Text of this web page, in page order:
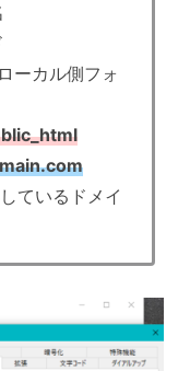
ーカル側フォ
ているドメイ